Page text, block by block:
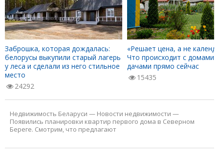
Заброшка, которая дождалась:
белорусы выкупили старый лагерь
у леса и сделали из него стильное
место
24292
«Решает цена, а не
Что происходит с домами
дачами прямо сейчас
15435
Недвижимость Беларуси — Новости недвижимости —
Появились планировки квартир первого дома в Северном
Береге. Смотрим, что предлагают